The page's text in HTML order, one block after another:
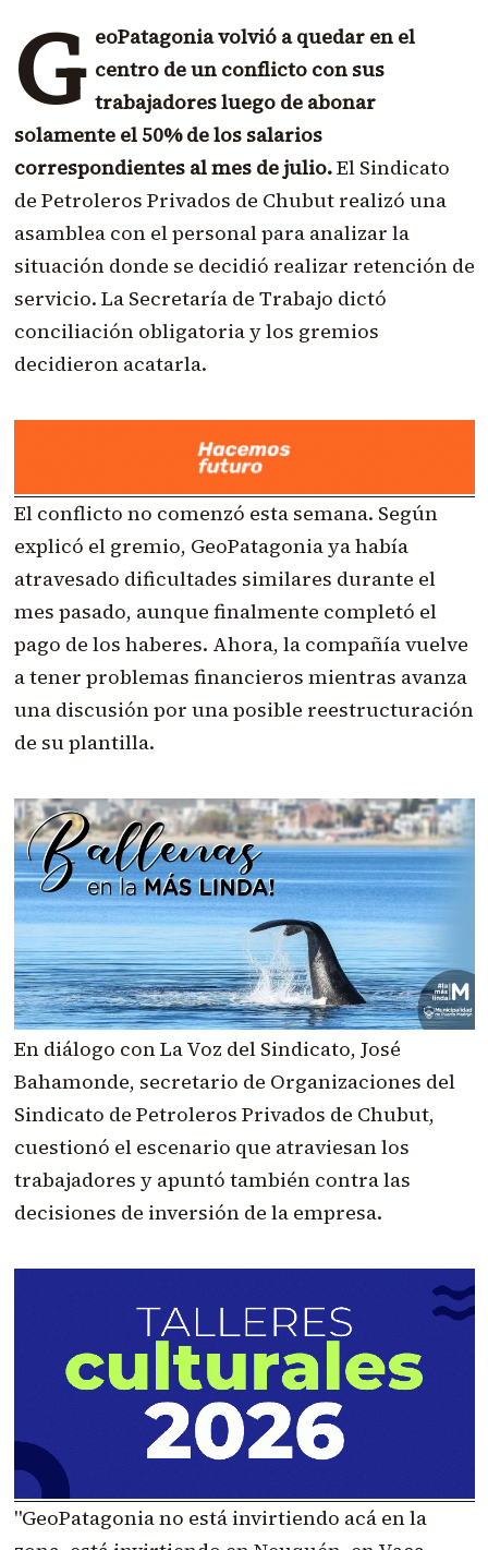
G eoPatagonia volvió a quedar en el
centro de un conflicto con sus
trabajadores luego de abonar
solamente el 50% de los salarios
correspondientes al mes de julio.El Sindicato
de Petroleros Privados de Chubut realizó una
asamblea con el personal para analizar la
situación donde se decidió realizar retención de
servicio. La Secretaría de Trabajo dictó
conciliación obligatoria y los gremios
decidieron acatarla.
El conflicto no comenzó esta semana. Según
explicó el gremio, GeoPatagonia ya había
atravesado dificultades similares durante el
mes pasado, aunque finalmente completó el
pago de los haberes. Ahora, la compañía vuelve
a tener problemas financieros mientras avanza
una discusión por una posible reestructuración
de su plantilla.
En diálogo con La Voz del Sindicato, José
Bahamonde, secretario de Organizaciones del
Sindicato de Petroleros Privados de Chubut,
cuestionó el escenario que atraviesan los
trabajadores y apuntó también contra las
decisiones de inversión de la empresa.
"GeoPatagonia no está invirtiendo acá en la